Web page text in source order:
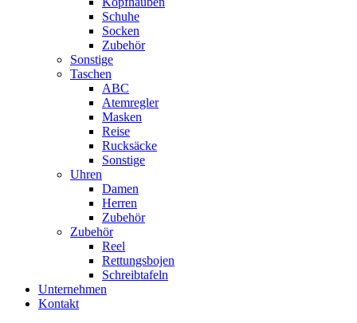
Schuhe
Socken
Zubehör
Sonstige
Taschen
ABC
Atemregler
Masken
Reise
Rucksäcke
Sonstige
Uhren
Damen
Herren
Zubehör
Zubehör
Reel
Rettungsbojen
Schreibtafeln
Unternehmen
Kontakt